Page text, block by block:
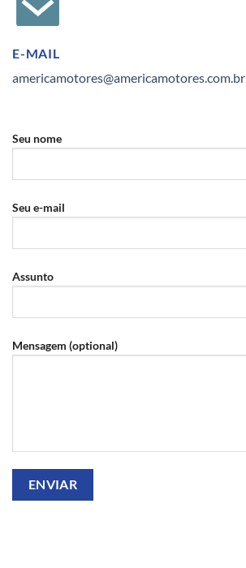
E-MAIL
americamotores@americamotores.com.br
Seu nome
Seu e-mail
Assunto
Mensagem (optional)